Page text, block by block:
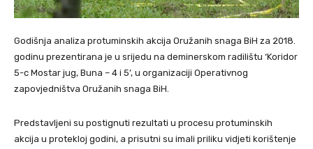
Godišnja analiza protuminskih akcija Oružanih snaga BiH za 2018.
godinu prezentirana je u srijedu na deminerskom radilištu ‘Koridor
5-c Mostar jug, Buna – 4 i 5’, u organizaciji Operativnog
zapovjedništva Oružanih snaga BiH.
Predstavljeni su postignuti rezultati u procesu protuminskih
akcija u protekloj godini, a prisutni su imali priliku vidjeti korištenje